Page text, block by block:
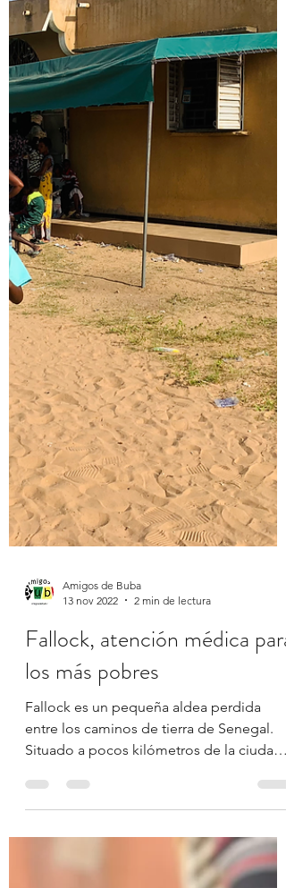
Amigos de Buba
13 nov 2022
2 min de lectura
Fallock, atención médica para
los más pobres
Fallock es un pequeña aldea perdida
entre los caminos de tierra de Senegal.
Situado a pocos kilómetros de la ciudad